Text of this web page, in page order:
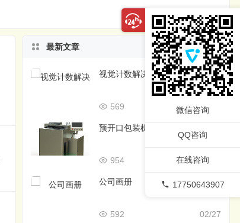
最新文章
视觉计数解决方案
05/04
569
预开口包装机ppt
02/28
954
公司画册
02/27
592
微信咨询
QQ咨询
在线咨询
17750643907